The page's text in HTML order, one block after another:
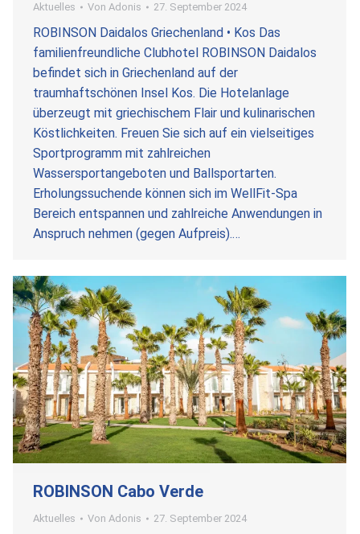
Aktuelles Von Adonis 27. September 2024
ROBINSON Daidalos Griechenland • Kos Das
familienfreundliche Clubhotel ROBINSON Daidalos
befindet sich in Griechenland auf der
traumhaftschönen Insel Kos. Die Hotelanlage
überzeugt mit griechischem Flair und kulinarischen
Köstlichkeiten. Freuen Sie sich auf ein vielseitiges
Sportprogramm mit zahlreichen
Wassersportangeboten und Ballsportarten.
Erholungssuchende können sich im WellFit-Spa
Bereich entspannen und zahlreiche Anwendungen in
Anspruch nehmen (gegen Aufpreis).…
ROBINSON Cabo Verde
Aktuelles Von Adonis 27. September 2024